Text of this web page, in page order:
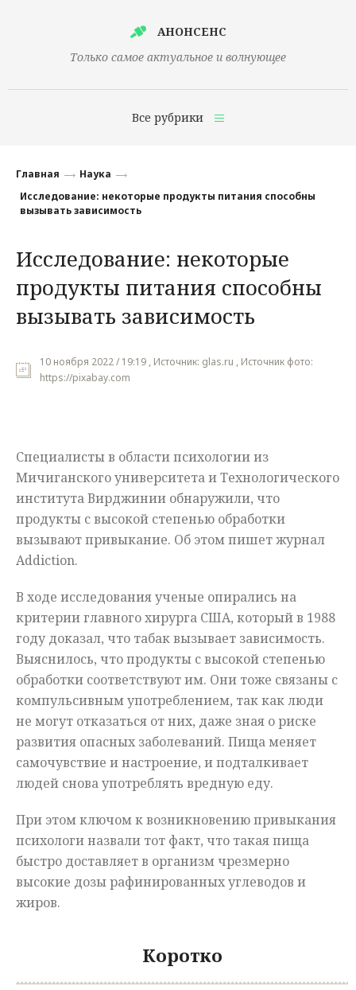
АНОНСЕНС
Только самое актуальное и волнующее
Все рубрики
Финансы
Наука
Культура
Общество
Мнения
Главная
Наука
Исследование: некоторые продукты питания способны
вызывать зависимость
Исследование: некоторые
продукты питания способны
вызывать зависимость
10 ноября 2022 / 19:19 , Источник: glas.ru , Источник фото:
https://pixabay.com
Специалисты в области психологии из
Мичиганского университета и Технологического
института Вирджинии обнаружили, что
продукты с высокой степенью обработки
вызывают привыкание. Об этом пишет журнал
Addiction.
В ходе исследования ученые опирались на
критерии главного хирурга США, который в 1988
году доказал, что табак вызывает зависимость.
Выяснилось, что продукты с высокой степенью
обработки соответствуют им. Они тоже связаны с
компульсивным употреблением, так как люди
не могут отказаться от них, даже зная о риске
развития опасных заболеваний. Пища меняет
самочувствие и настроение, и подталкивает
людей снова употреблять вредную еду.
При этом ключом к возникновению привыкания
психологи назвали тот факт, что такая пища
быстро доставляет в организм чрезмерно
высокие дозы рафинированных углеводов и
жиров.
Коротко